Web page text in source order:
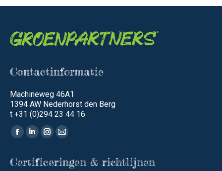
Contactinformatie
Machineweg 46A1
1394 AW Nederhorst den Berg
t +31 (0)294 23 44 16
Vind ons op:
Facebook
opens
Linkedin
opens
Instagram
opens
Mail
opens
Certificeringen & richtlijnen